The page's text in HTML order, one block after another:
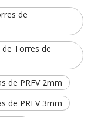
de
de Torres de
de PRFV 2mm
de PRFV 3mm